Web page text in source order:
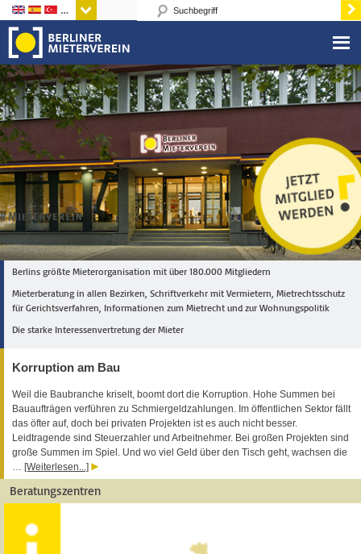
Sprachen
Berlins größte Mieterorganisation mit über 180.000 Mitgliedern
Mieterberatung in allen Bezirken, Schriftverkehr mit Vermietern, Mietrechtsschutz
für Gerichtsverfahren, Informationen zum Mietrecht und zur Wohnungspolitik
Die starke Interessenvertretung der Mieter
Korruption am Bau
Weil die Baubranche kriselt, boomt dort die Korruption. Hohe Summen bei
Bauaufträgen verführen zu Schmiergeldzahlungen. Im öffentlichen Sektor fällt
das öfter auf, doch bei privaten Projekten ist es auch nicht besser.
Leidtragende sind Steuerzahler und Arbeitnehmer. Bei großen Projekten sind
große Summen im Spiel. Und wo viel Geld über den Tisch geht, wachsen die
[Weiterlesen...]
Beratungszentren